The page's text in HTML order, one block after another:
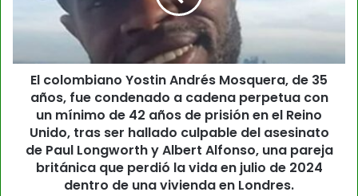
El colombiano Yostin Andrés Mosquera, de 35
años, fue condenado a cadena perpetua con
un mínimo de 42 años de prisión en el Reino
Unido, tras ser hallado culpable del asesinato
de Paul Longworth y Albert Alfonso, una pareja
británica que perdió la vida en julio de 2024
dentro de una vivienda en Londres.